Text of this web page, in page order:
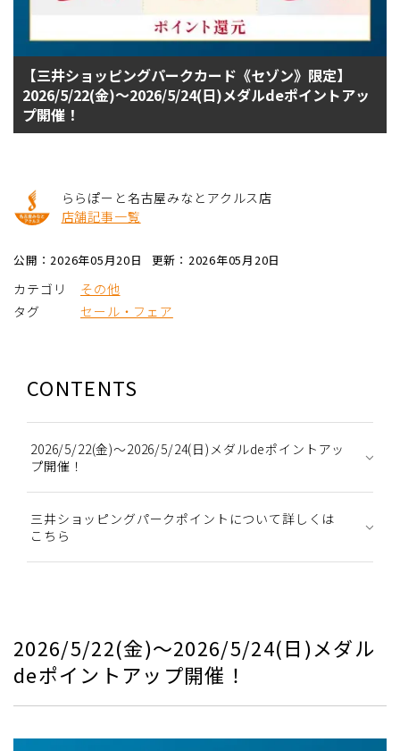
【三井ショッピングパークカード《セゾン》限定】
2026/5/22(金)～2026/5/24(日)メダルdeポイントアッ
プ開催！
ららぽーと名古屋みなとアクルス店
店舗記事一覧
公開：2026年05月20日 更新：2026年05月20日
カテゴリ
その他
タグ
セール・フェア
CONTENTS
2026/5/22(金)～2026/5/24(日)メダルdeポイントアッ
プ開催！
三井ショッピングパークポイントについて詳しくは
こちら
2026/5/22(金)～2026/5/24(日)メダル
deポイントアップ開催！